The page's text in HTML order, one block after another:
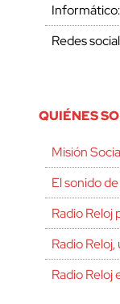
Redes
QUIÉNES
Misión
El sonido
Radio Reloj
Radio
Radio Reloj